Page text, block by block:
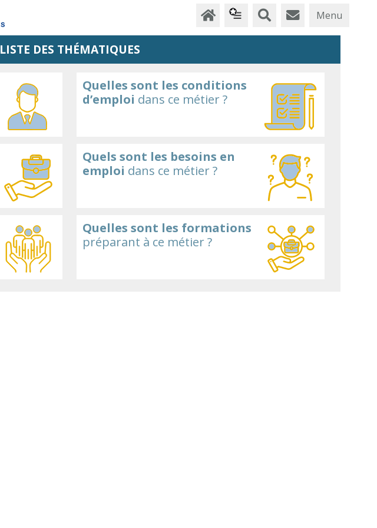
Menu
LISTE DES THÉMATIQUES
Quelles sont les conditions
d’emploi dans ce métier ?
Quels sont les besoins en
emploi dans ce métier ?
Quelles sont les formations
préparant à ce métier ?